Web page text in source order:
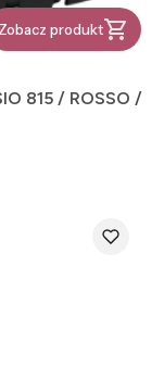
Zobacz produkt
815 / ROSSO /